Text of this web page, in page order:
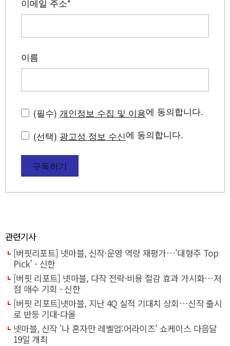
이메일 주소*
이름
(필수) 개인정보 수집 및 이용에 동의합니다.
(선택) 광고성 정보 수신에 동의합니다.
구독하기
관련기사
[버핏리포트] 넷마블, 신작·운영 역량 재평가…’대형주 Top
Pick’ - 신한
[버핏 리포트] 넷마블, 다작 전략·비용 절감 효과 가시화…저
점 매수 기회 - 신한
[버핏 리포트]넷마블, 지난 4Q 실적 기대치 상회…신작 출시
로 반등 기대-다올
넷마블, 신작 '나 혼자만 레벨업:어라이즈' 쇼케이스 다음달
19일 개최